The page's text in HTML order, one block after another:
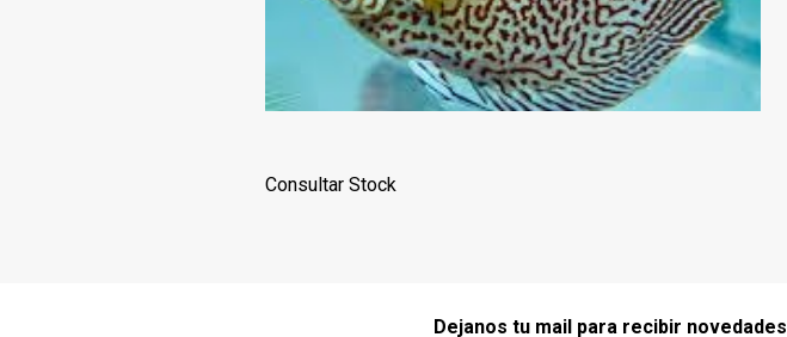
Consultar Stock
Dejanos tu mail para recibir novedades